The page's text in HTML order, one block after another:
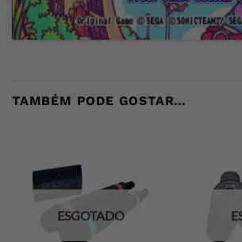
TAMBÉM PODE GOSTAR…
ESGOTADO